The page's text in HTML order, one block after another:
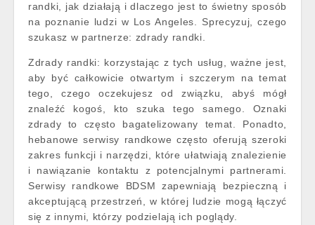
randki, jak działają i dlaczego jest to świetny sposób
na poznanie ludzi w Los Angeles. Sprecyzuj, czego
szukasz w partnerze: zdrady randki.
Zdrady randki: korzystając z tych usług, ważne jest,
aby być całkowicie otwartym i szczerym na temat
tego, czego oczekujesz od związku, abyś mógł
znaleźć kogoś, kto szuka tego samego. Oznaki
zdrady to często bagatelizowany temat. Ponadto,
hebanowe serwisy randkowe często oferują szeroki
zakres funkcji i narzędzi, które ułatwiają znalezienie
i nawiązanie kontaktu z potencjalnymi partnerami.
Serwisy randkowe BDSM zapewniają bezpieczną i
akceptującą przestrzeń, w której ludzie mogą łączyć
się z innymi, którzy podzielają ich poglądy.